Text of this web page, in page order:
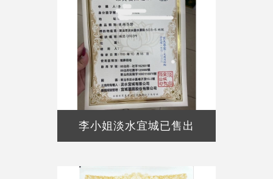
李小姐淡水宜城已售出